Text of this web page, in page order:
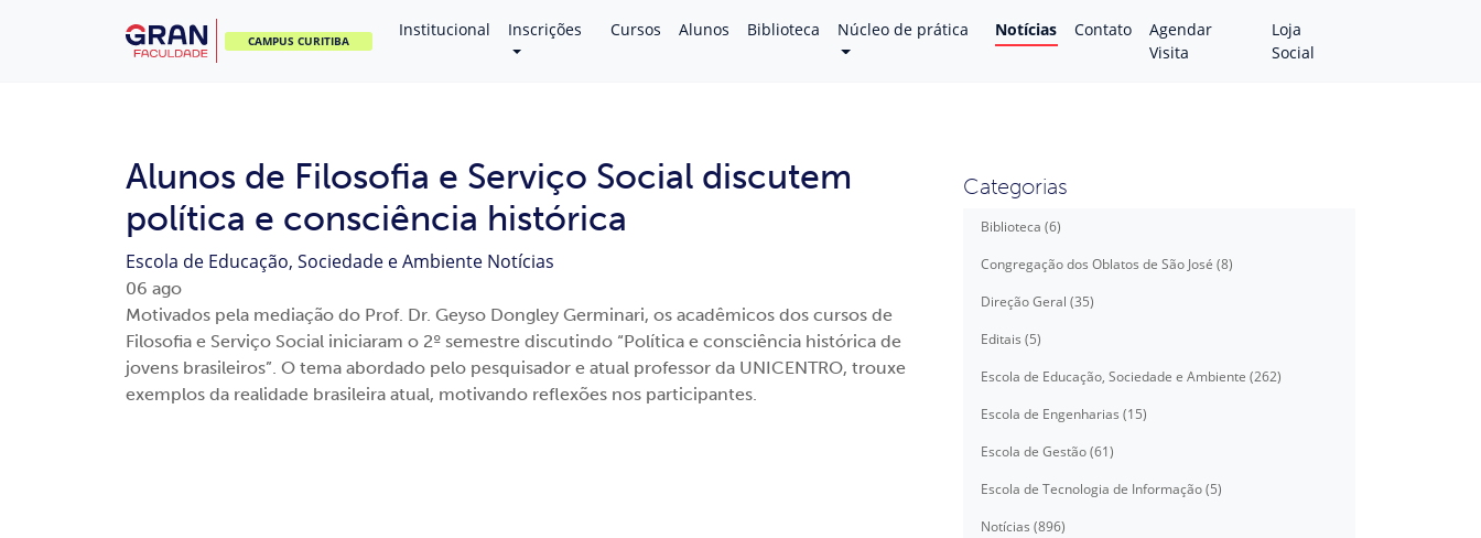
CAMPUS CURITIBA
Institucional Inscrições Cursos Alunos Biblioteca Núcleo de prática Notícias Contato
Agendar
Visita
Loja
Social
Alunos de Filosofia e Serviço Social discutem
política e consciência histórica
Escola de Educação, Sociedade e Ambiente Notícias
06 ago
Motivados pela mediação do Prof. Dr. Geyso Dongley Germinari, os acadêmicos dos cursos de
Filosofia e Serviço Social iniciaram o 2º semestre discutindo “Política e consciência histórica de
jovens brasileiros”. O tema abordado pelo pesquisador e atual professor da UNICENTRO, trouxe
exemplos da realidade brasileira atual, motivando reflexões nos participantes.
Categorias
Biblioteca (6)
Congregação dos Oblatos de São José (8)
Direção Geral (35)
Editais (5)
Escola de Educação, Sociedade e Ambiente (262)
Escola de Engenharias (15)
Escola de Gestão (61)
Escola de Tecnologia de Informação (5)
Notícias (896)